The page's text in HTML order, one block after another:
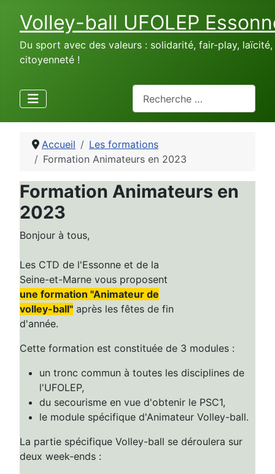
Volley-ball UFOLEP
Du sport avec des valeurs : solidarité, fair-play, laïcité,
citoyenneté !
Accueil
Les formations
Formation Animateurs en 2023
Formation Animateurs en
2023
Bonjour à tous,
Les CTD de l'Essonne et de la
Seine-et-Marne vous proposent
une formation "Animateur de
volley-ball" après les fêtes de fin
d'année.
Cette formation est constituée de 3 modules :
un tronc commun à toutes les disciplines de
l'UFOLEP,
du secourisme en vue d'obtenir le PSC1,
le module spécifique d'Animateur Volley-ball.
La partie spécifique Volley-ball se déroulera sur
deux week-ends :